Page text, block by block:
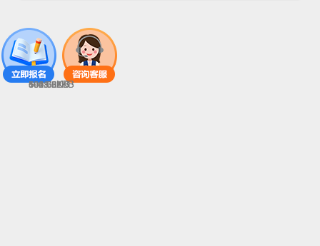
1001.51KB
1618.62KB
592.62KB
604.65KB
596.73KB